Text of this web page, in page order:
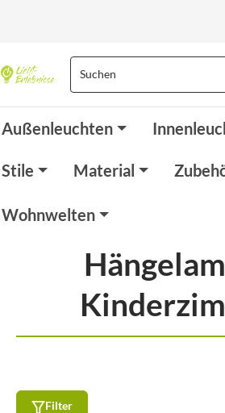
Außenleuchten
Stile Material
Wohnwelten
Filter